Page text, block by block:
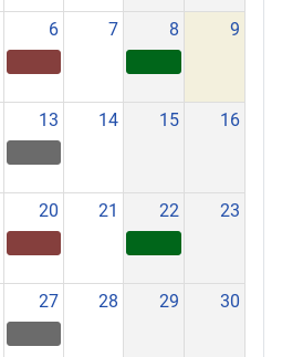
6 7 8 9
13 14 15 16
20 21 22 23
27 28 29 30